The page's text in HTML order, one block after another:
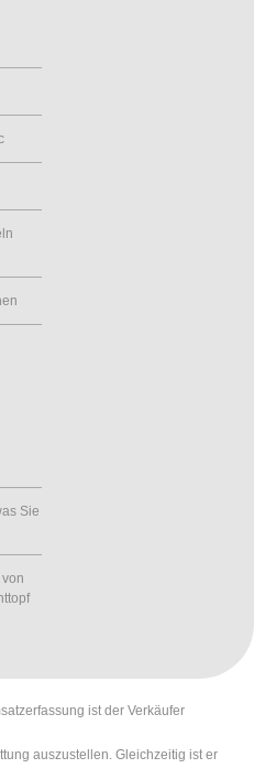
Sie
ist der Verkäufer
auszustellen. Gleichzeitig ist er